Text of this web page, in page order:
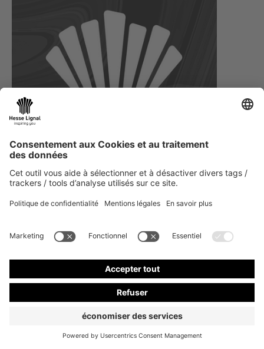
DE | EN
Ventes Central Europe Industry CEI
Area Sales Manager CEI
+49 173 2760616
Envoyer un e-mail